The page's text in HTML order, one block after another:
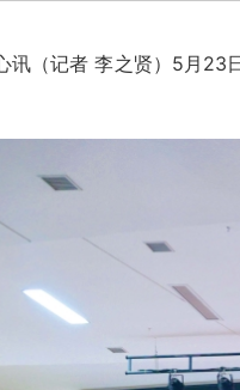
（记者 李之贤）5月23日